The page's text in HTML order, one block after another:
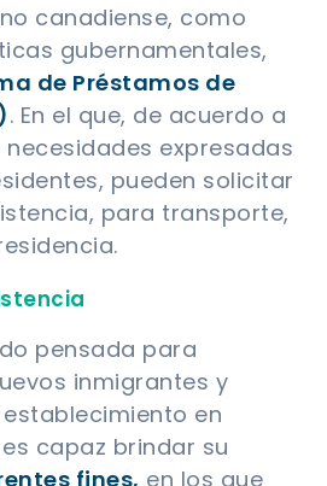
canadiense, como
gubernamentales,
de Préstamos de
. En el que, de acuerdo a
expresadas
pueden solicitar
para transporte,
pensada para
inmigrantes y
en
capaz brindar su
fines, en los que